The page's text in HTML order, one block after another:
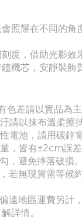
照耀在不同的角
度，借助光影效
機芯，安靜裝飾
色差請以實品為主
請以抹布溫柔擦拭
電池，請用碳鋅
，皆有±2cm誤差
，避免摔落破損。
若無現貨需等候
遠地區運費另計
詳情。